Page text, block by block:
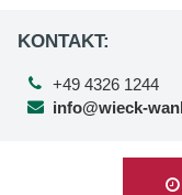
KONTAKT:
+49 4326 1244
info@wieck-